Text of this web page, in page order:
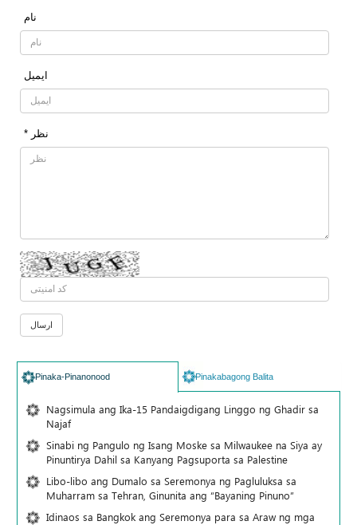
نام
ایمیل
* نظر
Pinaka-Pinanonood Pinakabagong Balita
Nagsimula ang Ika-15 Pandaigdigang Linggo ng Ghadir sa
Najaf
Sinabi ng Pangulo ng Isang Moske sa Milwaukee na Siya ay
Pinuntirya Dahil sa Kanyang Pagsuporta sa Palestine
Libo-libo ang Dumalo sa Seremonya ng Pagluluksa sa
Muharram sa Tehran, Ginunita ang “Bayaning Pinuno”
Idinaos sa Bangkok ang Seremonya para sa Araw ng mga